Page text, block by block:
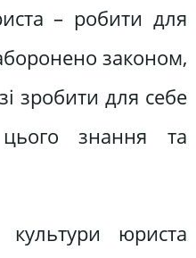
– робити для
законом,
зробити для себе
знання та
культури юриста